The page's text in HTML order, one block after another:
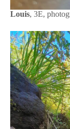
Louis, 3E,